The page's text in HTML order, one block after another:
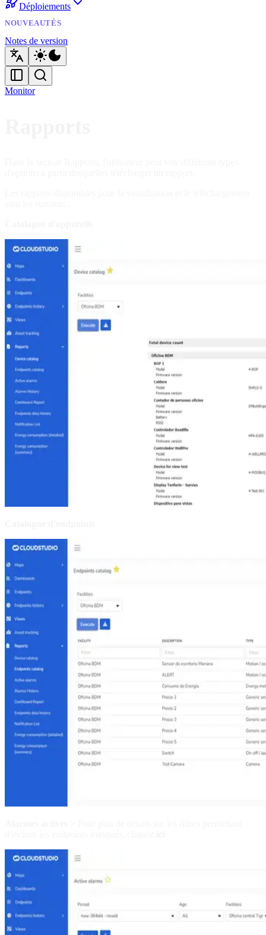
Déploiements
NOUVEAUTÉS
Notes de version
Monitor